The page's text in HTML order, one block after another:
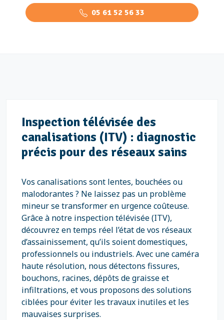
05 61 52 56 33
Inspection télévisée des
canalisations (ITV) : diagnostic
précis pour des réseaux sains
Vos canalisations sont lentes, bouchées ou
malodorantes ? Ne laissez pas un problème
mineur se transformer en urgence coûteuse.
Grâce à notre inspection télévisée (ITV),
découvrez en temps réel l’état de vos réseaux
d’assainissement, qu’ils soient domestiques,
professionnels ou industriels. Avec une caméra
haute résolution, nous détectons fissures,
bouchons, racines, dépôts de graisse et
infiltrations, et vous proposons des solutions
ciblées pour éviter les travaux inutiles et les
mauvaises surprises.